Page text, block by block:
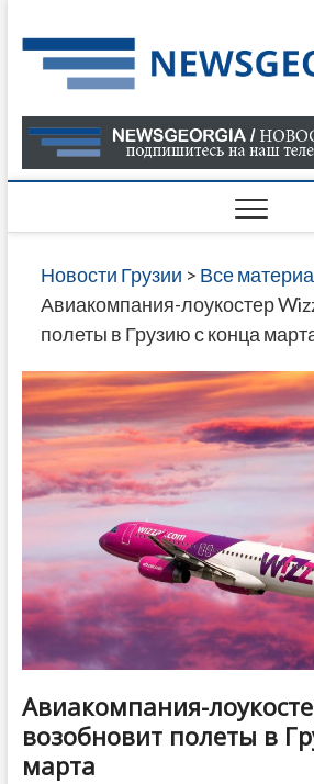
to
content
Новости Грузии > Все
Авиакомпания-лоукостер
полеты в Грузию с конца
Авиакомпания-
возобновит полеты в
марта